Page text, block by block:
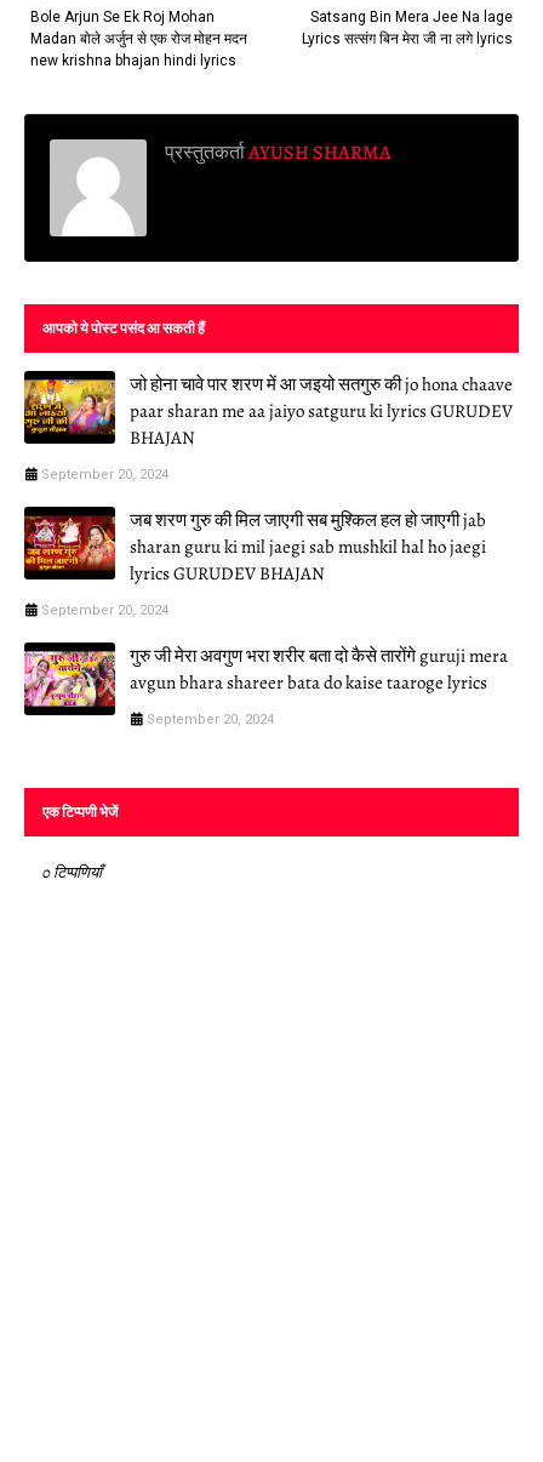
Satsang Bin Mera Jee Na lage
Lyrics सत्संग बिन मेरा जी ना लगे lyrics
Bole Arjun Se Ek Roj Mohan
Madan बोले अर्जुन से एक रोज मोहन मदन
new krishna bhajan hindi lyrics
प्रस्तुतकर्ताAYUSH SHARMA
आपको ये पोस्ट पसंद आ सकती हैं
जो होना चावे पार शरण में आ जइयो सतगुरु की jo hona chaave
paar sharan me aa jaiyo satguru ki lyrics GURUDEV
BHAJAN
September 20, 2024
जब शरण गुरु की मिल जाएगी सब मुश्किल हल हो जाएगी jab
sharan guru ki mil jaegi sab mushkil hal ho jaegi
lyrics GURUDEV BHAJAN
September 20, 2024
गुरु जी मेरा अवगुण भरा शरीर बता दो कैसे तारोंगे guruji mera
avgun bhara shareer bata do kaise taaroge lyrics
September 20, 2024
एक टिप्पणी भेजें
0 टिप्पणियाँ